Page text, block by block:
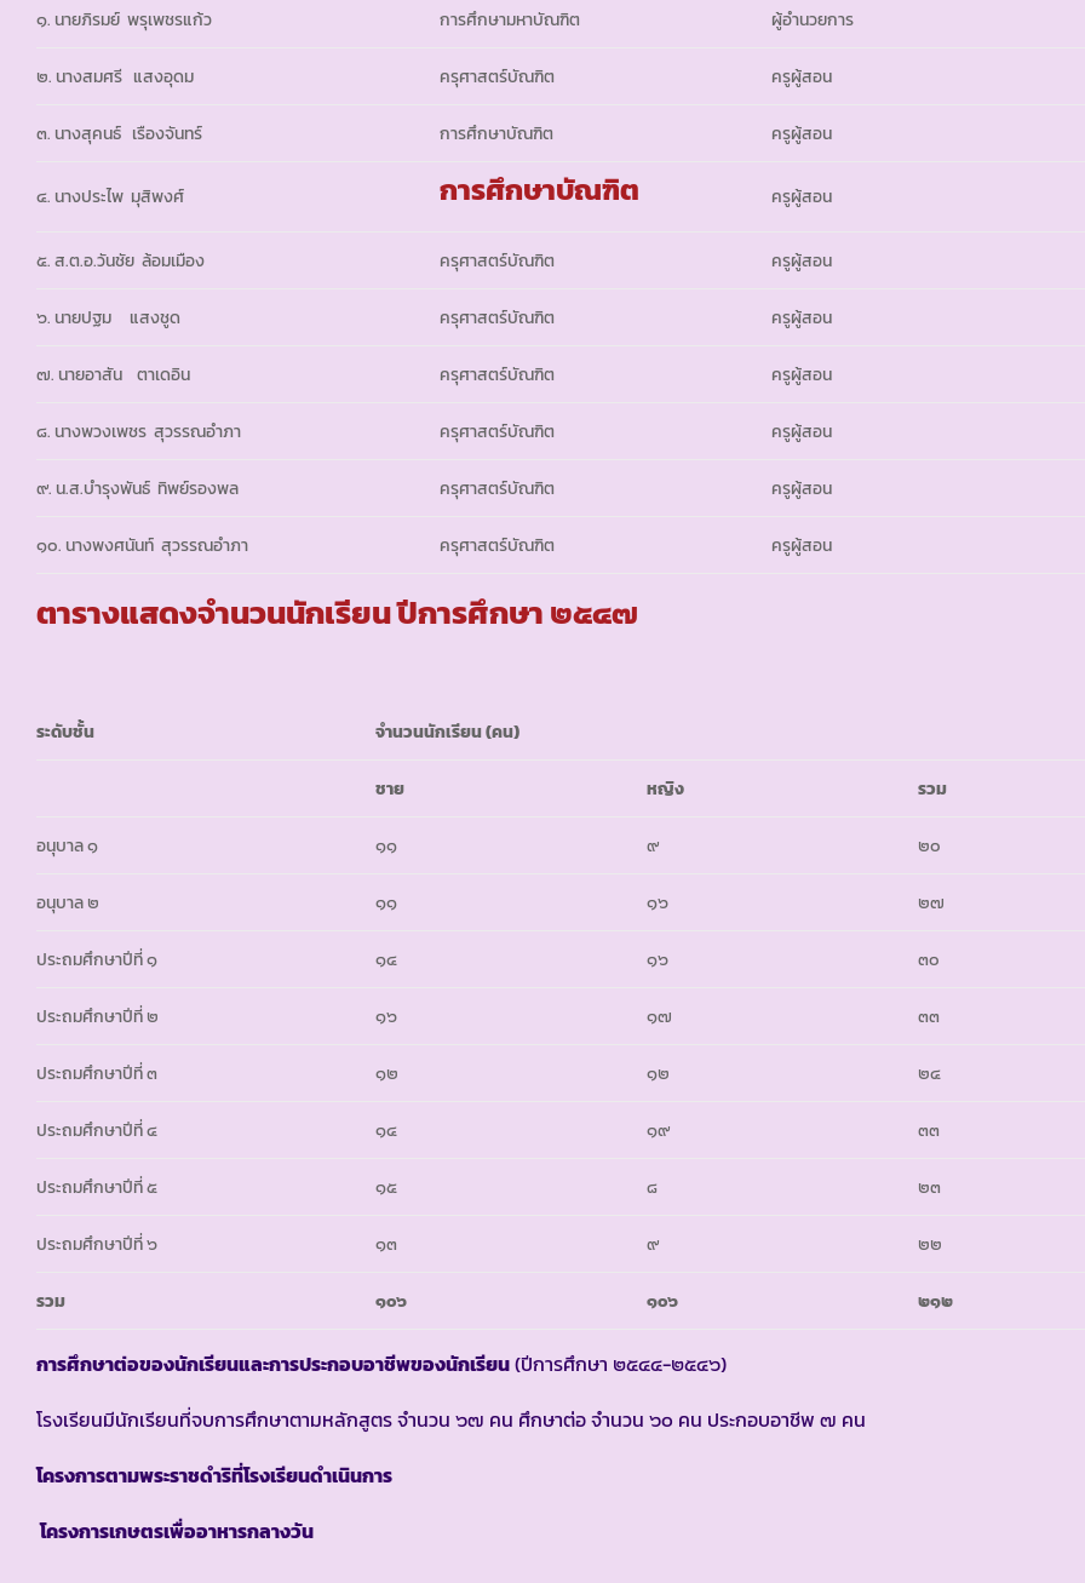
๑. นายภิรมย์ พรุเพชรแก้ว การศึกษามหาบัณฑิต ผู้อำนวยการ
๒. นางสมศรี แสงอุดม ครุศาสตร์บัณฑิต ครูผู้สอน
๓. นางสุคนธ์ เรืองจันทร์ การศึกษาบัณฑิต ครูผู้สอน
๔. นางประไพ มุสิพงศ์ การศึกษาบัณฑิต ครูผู้สอน
๕. ส.ต.อ.วันชัย ล้อมเมือง ครุศาสตร์บัณฑิต ครูผู้สอน
๖. นายปฐม แสงชูด ครุศาสตร์บัณฑิต ครูผู้สอน
๗. นายอาสัน ตาเดอิน ครุศาสตร์บัณฑิต ครูผู้สอน
๘. นางพวงเพชร สุวรรณอำภา ครุศาสตร์บัณฑิต ครูผู้สอน
๙. น.ส.บำรุงพันธ์ ทิพย์รองพล ครุศาสตร์บัณฑิต ครูผู้สอน
๑๐. นางพงศนันท์ สุวรรณอำภา ครุศาสตร์บัณฑิต ครูผู้สอน
ตารางแสดงจำนวนนักเรียน ปีการศึกษา ๒๕๔๗
ระดับชั้น จำนวนนักเรียน (คน)
ชาย หญิง รวม
อนุบาล ๑ ๑๑ ๙ ๒๐
อนุบาล ๒ ๑๑ ๑๖ ๒๗
ประถมศึกษาปีที่ ๑ ๑๔ ๑๖ ๓๐
ประถมศึกษาปีที่ ๒ ๑๖ ๑๗ ๓๓
ประถมศึกษาปีที่ ๓ ๑๒ ๑๒ ๒๔
ประถมศึกษาปีที่ ๔ ๑๔ ๑๙ ๓๓
ประถมศึกษาปีที่ ๕ ๑๕ ๘ ๒๓
ประถมศึกษาปีที่ ๖ ๑๓ ๙ ๒๒
รวม ๑๐๖ ๑๐๖ ๒๑๒
การศึกษาต่อของนักเรียนและการประกอบอาชีพของนักเรียน(ปีการศึกษา ๒๕๔๔-๒๕๔๖)
โรงเรียนมีนักเรียนที่จบการศึกษาตามหลักสูตร จำนวน ๖๗ คน ศึกษาต่อ จำนวน ๖๐ คน ประกอบอาชีพ ๗ คน
โครงการตามพระราชดำริที่โรงเรียนดำเนินการ
โครงการเกษตรเพื่ออาหารกลางวัน